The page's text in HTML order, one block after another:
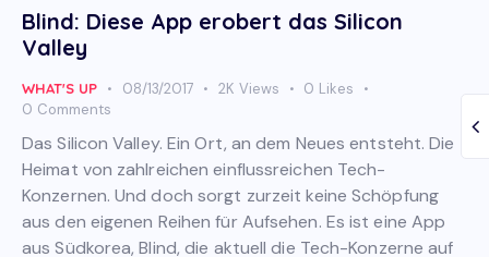
Blind: Diese App erobert das Silicon
Valley
WHAT'S UP 08/13/2017 2K Views 0 Likes
0 Comments
Das Silicon Valley. Ein Ort, an dem Neues entsteht. Die
Heimat von zahlreichen einflussreichen Tech-
Konzernen. Und doch sorgt zurzeit keine Schöpfung
aus den eigenen Reihen für Aufsehen. Es ist eine App
aus Südkorea, Blind, die aktuell die Tech-Konzerne auf